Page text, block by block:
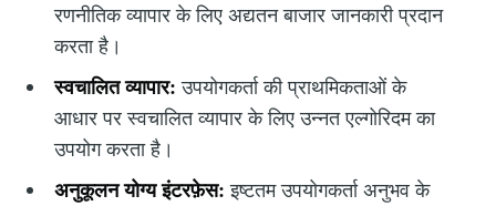
रणनीतिक व्यापार के लिए अद्यतन बाजार जानकारी प्रदान
करता है।
स्वचालित व्यापार: उपयोगकर्ता की प्राथमिकताओं के
आधार पर स्वचालित व्यापार के लिए उन्नत एल्गोरिदम का
उपयोग करता है।
अनुकूलन योग्य इंटरफ़ेस: इष्टतम उपयोगकर्ता अनुभव के